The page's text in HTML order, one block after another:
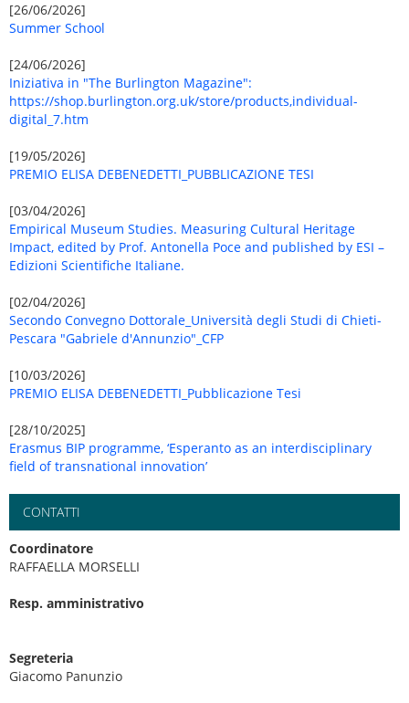
[26/06/2026]
Summer School
[24/06/2026]
Iniziativa in "The Burlington Magazine":
https://shop.burlington.org.uk/store/products,individual-
digital_7.htm
[19/05/2026]
PREMIO ELISA DEBENEDETTI_PUBBLICAZIONE TESI
[03/04/2026]
Empirical Museum Studies. Measuring Cultural Heritage
Impact, edited by Prof. Antonella Poce and published by ESI –
Edizioni Scientifiche Italiane.
[02/04/2026]
Secondo Convegno Dottorale_Università degli Studi di Chieti-
Pescara "Gabriele d'Annunzio"_CFP
[10/03/2026]
PREMIO ELISA DEBENEDETTI_Pubblicazione Tesi
[28/10/2025]
Erasmus BIP programme, ‘Esperanto as an interdisciplinary
field of transnational innovation’
CONTATTI
Coordinatore
RAFFAELLA MORSELLI
Resp. amministrativo
Segreteria
Giacomo Panunzio